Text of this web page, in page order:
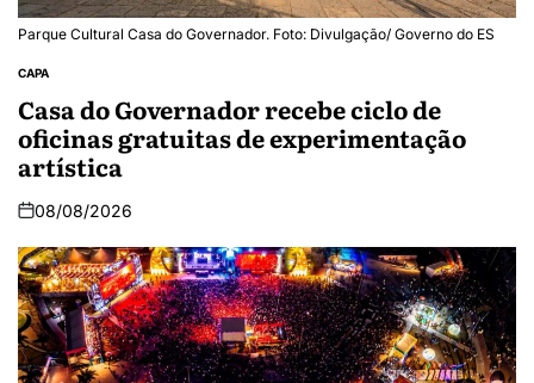
Parque Cultural Casa do Governador. Foto: Divulgação/ Governo do ES
CAPA
Casa do Governador recebe ciclo de
oficinas gratuitas de experimentação
artística
08/08/2026